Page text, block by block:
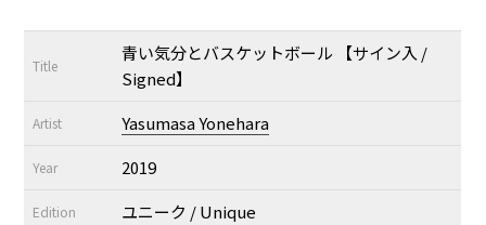
Title
青い気分とバスケットボール 【サイン入 /
Signed】
Artist Yasumasa Yonehara
Year 2019
Edition ユニーク / Unique